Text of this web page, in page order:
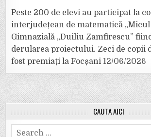
Peste 200 de elevi au participat la
interjudețean de matematică „Micul
Gimnazială „Duiliu Zamfirescu”
derularea proiectului. Zeci de copii
fost premiați la Focșani 12/06/2026
CAUTĂ AICI
Search